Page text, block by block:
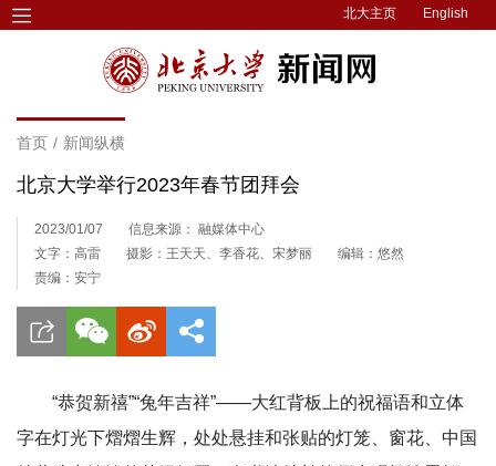
北大主页 English
首页 / 新闻纵横
北京大学举行2023年春节团拜会
2023/01/07
信息来源： 融媒体中心
文字：高雷
摄影：王天天、李香花、宋梦丽
编辑：悠然
责编：安宁
“恭贺新禧”“兔年吉祥”——大红背板上的祝福语和立体
字在灯光下熠熠生辉，处处悬挂和张贴的灯笼、窗花、中国